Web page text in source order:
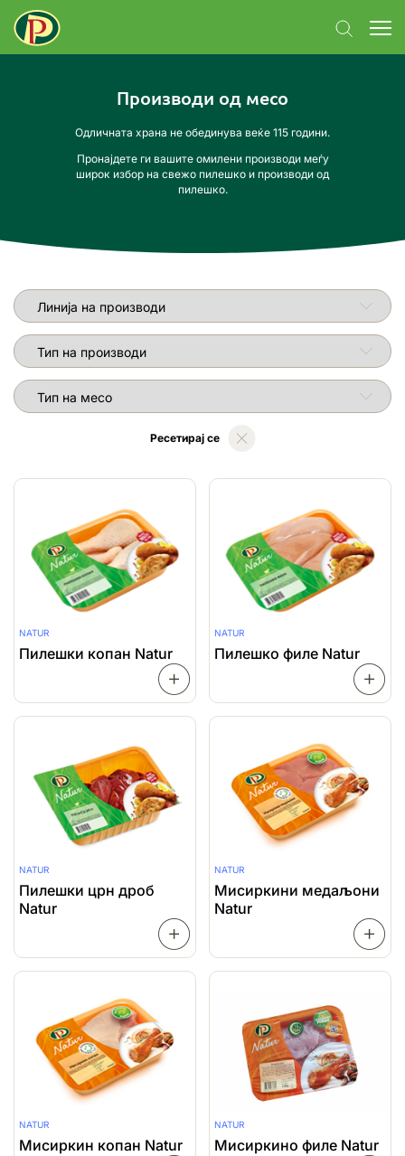
Производи од месо
Одличната храна не обединува веќе 115 години.
Пронајдете ги вашите омилени производи меѓу
широк избор на свежо пилешко и производи од
пилешко.
Линија на производи
Тип на производи
Тип на месо
Ресетирај се
NATUR
Пилешки копан Natur
NATUR
Пилешко филе Natur
NATUR
Пилешки црн дроб
Natur
NATUR
Мисиркини медаљони
Natur
NATUR
Мисиркин копан Natur
NATUR
Мисиркино филе Natur